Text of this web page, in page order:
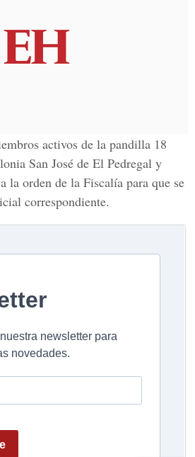
activos de la pandilla 18
San José de El Pedregal y
la orden de la Fiscalía para que se
correspondiente.